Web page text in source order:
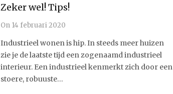
Zeker wel! Tips!
On 14 februari 2020
Industrieel wonen is hip. In steeds meer huizen
zie je de laatste tijd een zogenaamd industrieel
interieur. Een industrieel kenmerkt zich door een
stoere, robuuste…